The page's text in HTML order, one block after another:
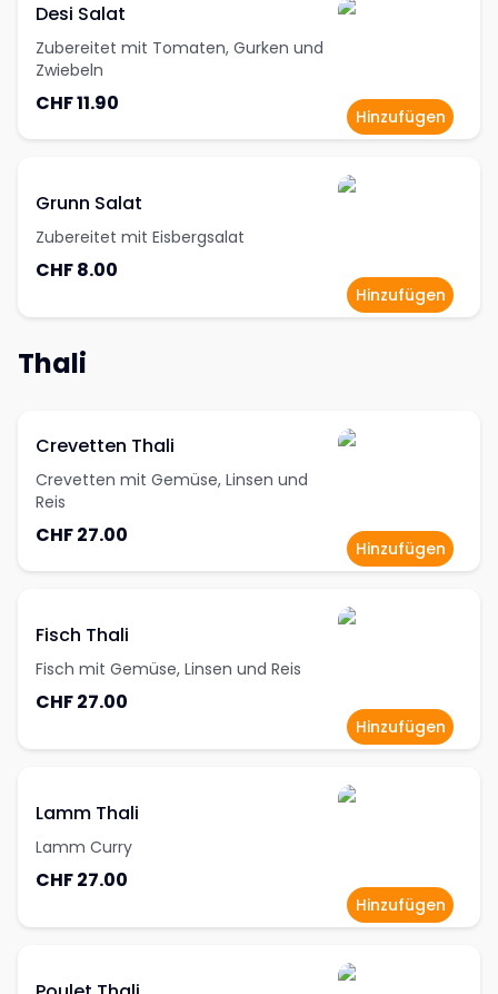
Desi Salat
Zubereitet mit Tomaten, Gurken und
Zwiebeln
CHF 11.90
Hinzufügen
Grunn Salat
Zubereitet mit Eisbergsalat
CHF 8.00
Hinzufügen
Thali
Crevetten Thali
Crevetten mit Gemüse, Linsen und
Reis
CHF 27.00
Hinzufügen
Fisch Thali
Fisch mit Gemüse, Linsen und Reis
CHF 27.00
Hinzufügen
Lamm Thali
Lamm Curry
CHF 27.00
Hinzufügen